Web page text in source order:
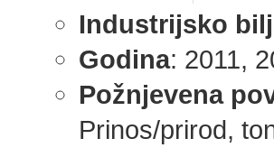
Industrijsko
Godina: 2011,
Požnjevena
Prinos/prirod,